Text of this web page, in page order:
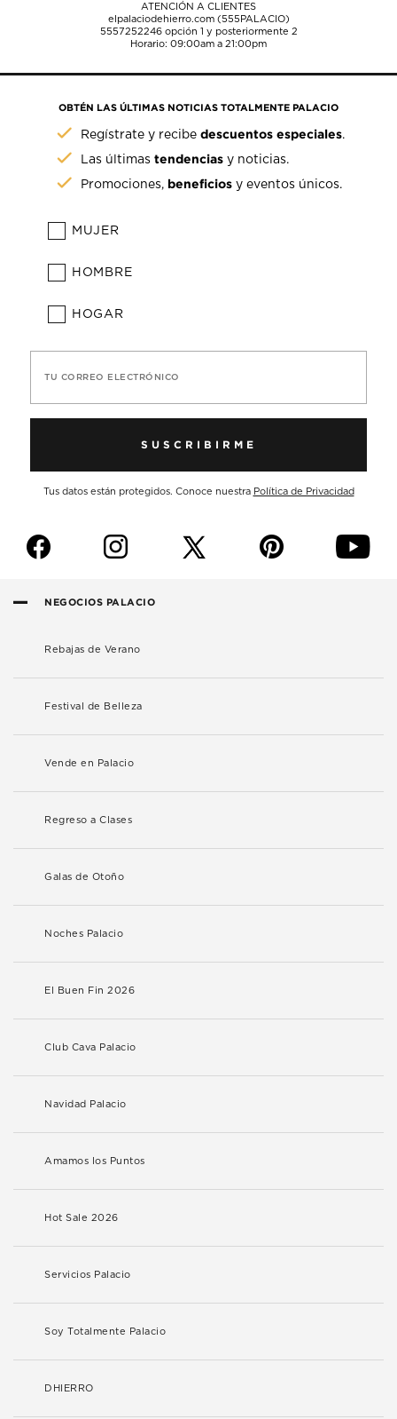
ATENCIÓN A CLIENTES
elpalaciodehierro.com (555PALACIO)
5557252246opción 1 y posteriormente 2
Horario: 09:00am a 21:00pm
OBTÉN LAS ÚLTIMAS NOTICIAS TOTALMENTE PALACIO
Regístrate y recibedescuentos especiales.
Las últimastendencias y noticias.
Promociones, beneficios y eventos únicos.
MUJER
HOMBRE
HOGAR
TU CORREO ELECTRÓNICO
SUSCRIBIRME
Tus datos están protegidos. Conoce nuestra Política de Privacidad
f i p y
NEGOCIOS PALACIO
Rebajas de Verano
Festival de Belleza
Vende en Palacio
Regreso a Clases
Galas de Otoño
Noches Palacio
El Buen Fin 2026
Club Cava Palacio
Navidad Palacio
Amamos los Puntos
Hot Sale 2026
Servicios Palacio
Soy Totalmente Palacio
DHIERRO